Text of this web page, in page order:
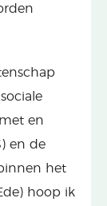
en
en de
het
hoop ik